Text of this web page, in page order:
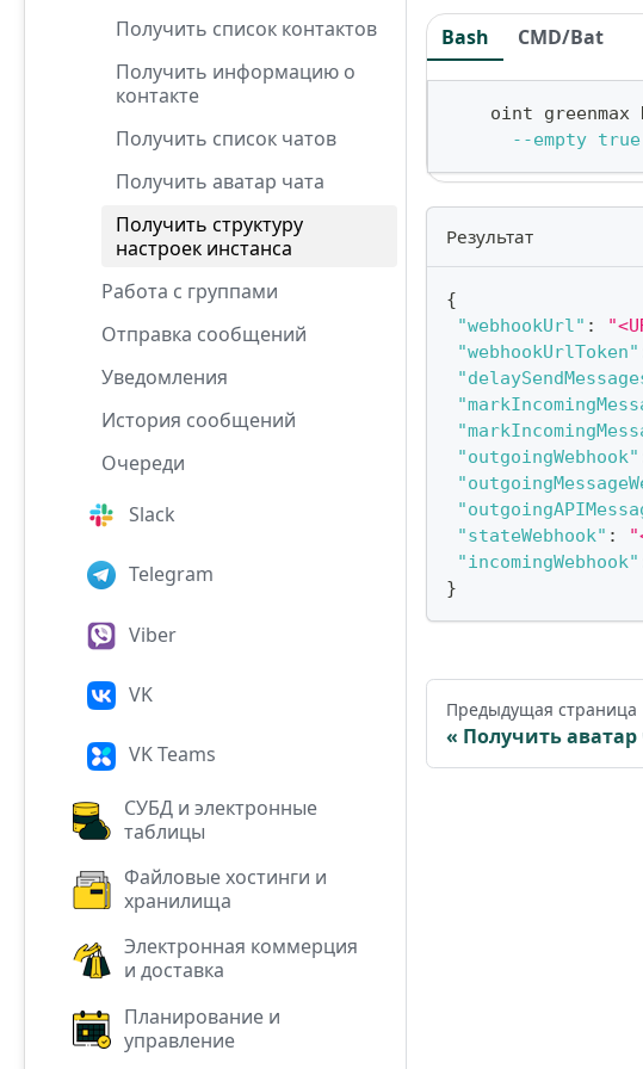
Получить список контактов
Получить информацию о
контакте
Получить список чатов
Получить аватар чата
Получить структуру
настроек инстанса
Работа с группами
Отправка сообщений
Уведомления
История сообщений
Очереди
Slack
Telegram
Viber
VK
VK Teams
СУБД и электронные
таблицы
Файловые хостинги и
хранилища
Электронная коммерция
и доставка
Планирование и
управление
Bash CMD/Bat
oint greenmax
--empty true
Результат
{
"webhookUrl" :
"webhookUrlToken"
"outgoingWebhook"
"stateWebhook" :
"incomingWebhook"
}
Предыдущая страница
Получить аватар